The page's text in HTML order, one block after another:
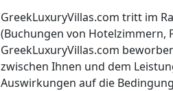
GreekLuxuryVillas.com tritt im
(Buchungen von Hotelzimmern,
GreekLuxuryVillas.com
zwischen Ihnen und dem
Auswirkungen auf die